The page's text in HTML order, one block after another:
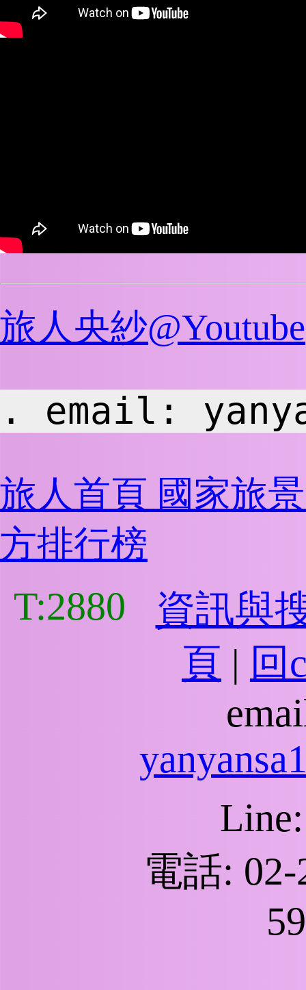
旅人央紗@Youtube
. email:
旅人首頁 國家旅
方排行榜
T:2880
資訊與
頁 | 回
電話: 02-